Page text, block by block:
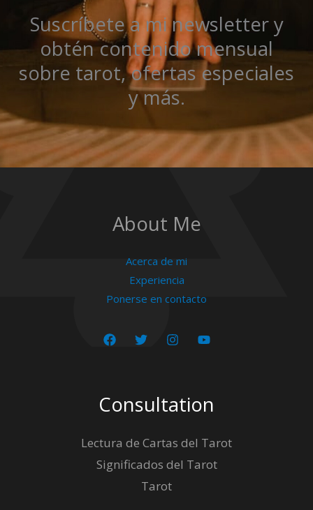
Suscríbete a mi newsletter y
obtén contenido mensual
sobre tarot, ofertas especiales
y más.
About Me
Acerca de mi
Experiencia
Ponerse en contacto
Consultation
Lectura de Cartas del Tarot
Significados del Tarot
Tarot